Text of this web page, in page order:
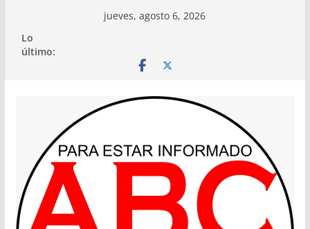
contenido
jueves, agosto 6, 2026
Lo
último: